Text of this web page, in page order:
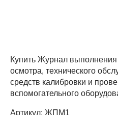
Купить Журнал выполнения
осмотра, технического
средств калибровки и
вспомогательного
Артикул: ЖПМ1